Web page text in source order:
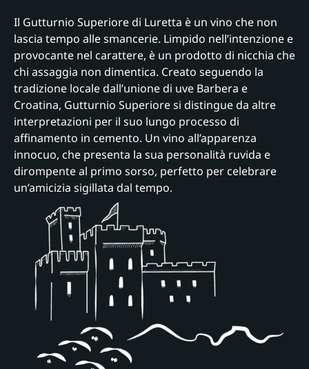
Il Gutturnio Superiore di Luretta è un vino che non
lascia tempo alle smancerie. Limpido nell’intenzione e
provocante nel carattere, è un prodotto di nicchia che
chi assaggia non dimentica. Creato seguendo la
tradizione locale dall’unione di uve Barbera e
Croatina, Gutturnio Superiore si distingue da altre
interpretazioni per il suo lungo processo di
affinamento in cemento. Un vino all’apparenza
innocuo, che presenta la sua personalità ruvida e
dirompente al primo sorso, perfetto per celebrare
un’amicizia sigillata dal tempo.